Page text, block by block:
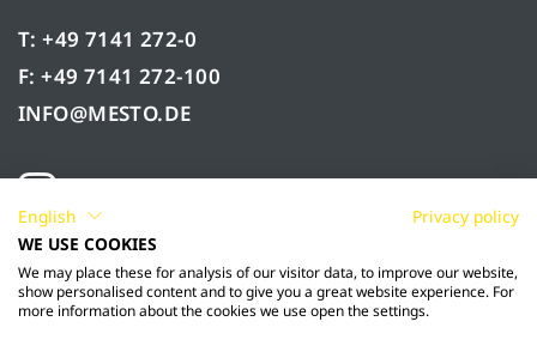
T: +49 7141 272-0
F: +49 7141 272-100
INFO@MESTO.DE
English
Privacy policy
WE USE COOKIES
We may place these for analysis of our visitor data, to improve our website,
show personalised content and to give you a great website experience. For
more information about the cookies we use open the settings.